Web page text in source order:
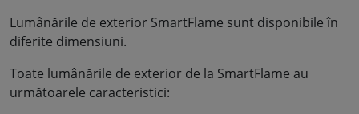
Lumânările de exterior SmartFlame sunt disponibile în
diferite dimensiuni.
Toate lumânările de exterior de la SmartFlame au
următoarele caracteristici: